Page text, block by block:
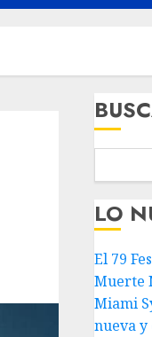
LO
El 79
Muerte
Miami
nueva